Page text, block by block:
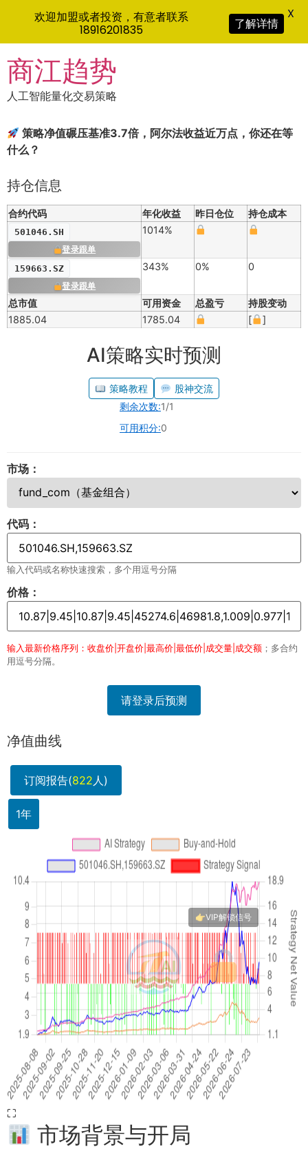
to
content
商江趋势
人工智能量化交易策略
策略净值碾压基准3.7倍，阿尔法收益近万点，你还在等
什么？
持仓信息
合约代码 年化收益 昨日仓位 持仓成本
501046.SH
登录跟单
1014%
159663.SZ
登录跟单
343% 0% 0
总市值 可用资金 总盈亏
持股变动
1885.04
1785.04 [ ]
AI策略实时预测
策略教程
股神交流
剩余次数:1/1
可用积分:0
市场：
代码：
输入代码或名称快速搜索，多个用逗号分隔
价格：
输入最新价格序列：收盘价|开盘价|最高价|最低价|成交量|成交额 ；多合约
用逗号分隔。
请登录后预测
净值曲线
订阅报告(822人)
1年
⛶
市场背景与开局
欢迎加盟或者投资，有意者联系
18916201835
了解详情
X